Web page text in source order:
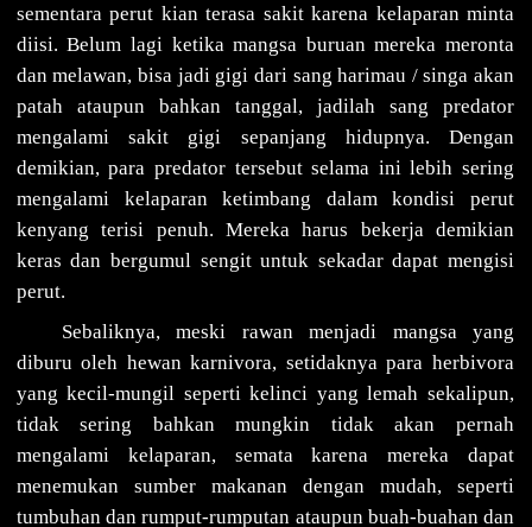
sementara perut kian terasa sakit karena kelaparan minta
diisi. Belum lagi ketika mangsa buruan mereka meronta
dan melawan, bisa jadi gigi dari sang harimau / singa akan
patah ataupun bahkan tanggal, jadilah sang predator
mengalami sakit gigi sepanjang hidupnya. Dengan
demikian, para predator tersebut selama ini lebih sering
mengalami kelaparan ketimbang dalam kondisi perut
kenyang terisi penuh. Mereka harus bekerja demikian
keras dan bergumul sengit untuk sekadar dapat mengisi
perut.
Sebaliknya, meski rawan menjadi mangsa yang
diburu oleh hewan karnivora, setidaknya para herbivora
yang kecil-mungil seperti kelinci yang lemah sekalipun,
tidak sering bahkan mungkin tidak akan pernah
mengalami kelaparan, semata karena mereka dapat
menemukan sumber makanan dengan mudah, seperti
tumbuhan dan rumput-rumputan ataupun buah-buahan dan